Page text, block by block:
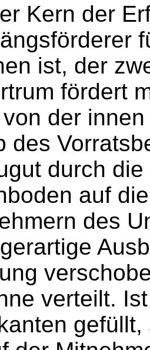
Kern der
ist, der
fördert
der
des
durch
auf
des
verteilt.